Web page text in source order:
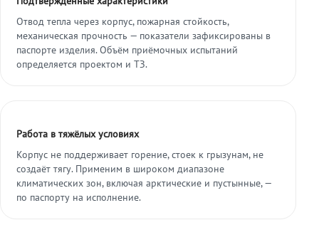
Отвод тепла через корпус, пожарная стойкость,
механическая прочность — показатели зафиксированы в
паспорте изделия. Объём приёмочных испытаний
определяется проектом и ТЗ.
Работа в тяжёлых условиях
Корпус не поддерживает горение, стоек к грызунам, не
создаёт тягу. Применим в широком диапазоне
климатических зон, включая арктические и пустынные, —
по паспорту на исполнение.